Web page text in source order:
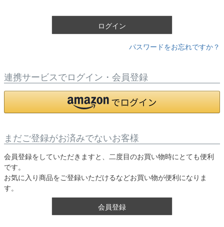
ログイン
パスワードをお忘れですか？
連携サービスでログイン・会員登録
まだご登録がお済みでないお客様
会員登録をしていただきますと、二度目のお買い物時にとても便利
です。
お気に入り商品をご登録いただけるなどお買い物が便利になりま
す。
会員登録